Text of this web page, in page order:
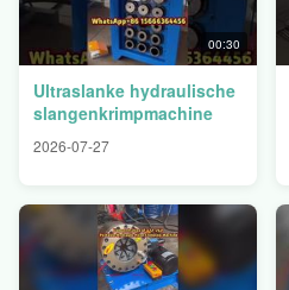
00:30
Ultraslanke hydraulische
slangenkrimpmachine
2026-07-27